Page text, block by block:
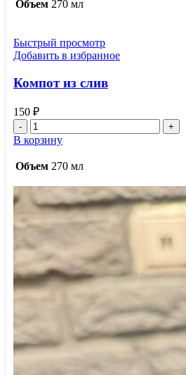
Объем 270 мл
Быстрый просмотр
Добавить в избранное
Компот из слив
150 ₽
Количество
товара
Компот
из
В корзину
Объем 270 мл